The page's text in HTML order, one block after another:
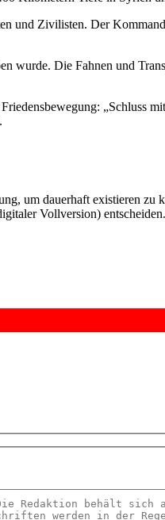
und Zivilisten. Der
wurde. Die Fahnen und
„Schluss
um dauerhaft existieren zu
Vollversion)